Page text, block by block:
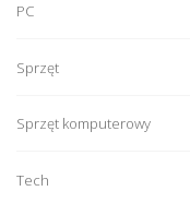
PC
Sprzęt
Sprzęt komputerowy
Tech